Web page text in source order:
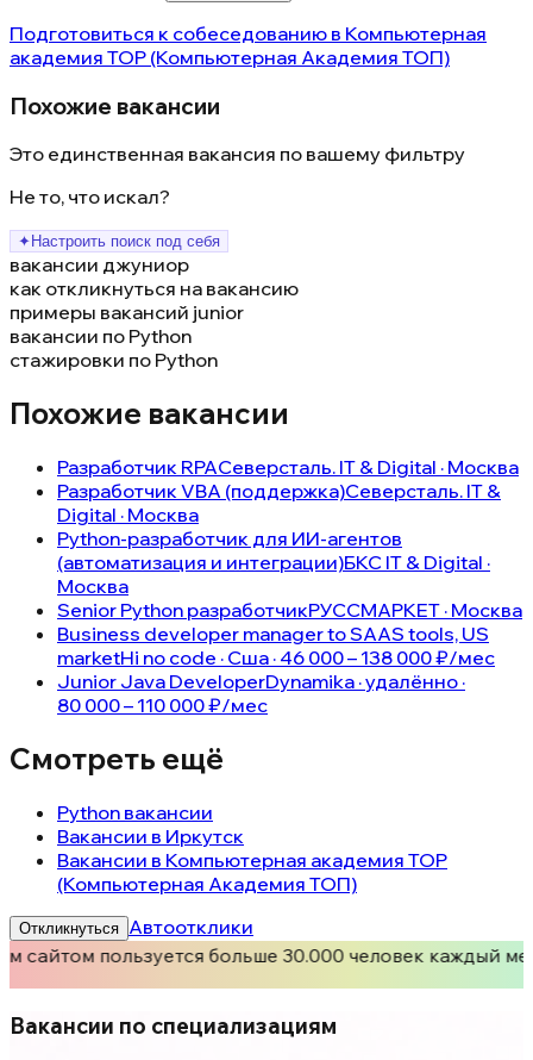
Подготовиться к собеседованию в Компьютерная
академия TOP (Компьютерная Академия ТОП)
Похожие вакансии
Это единственная вакансия по вашему фильтру
Не то, что искал?
✦ Настроить поиск под себя
вакансии джуниор
как откликнуться на вакансию
примеры вакансий junior
вакансии по Python
стажировки по Python
Похожие вакансии
Разработчик RPAСеверсталь. IT & Digital · Москва
Разработчик VBA (поддержка)Северсталь. IT &
Digital · Москва
Python-разработчик для ИИ-агентов
(автоматизация и интеграции)БКС IT & Digital ·
Москва
Senior Python разработчикРУССМАРКЕТ · Москва
Business developer manager to SAAS tools, US
marketHi no code · Сша · 46 000 – 138 000 ₽/мес
Junior Java DeveloperDynamika · удалённо ·
80 000 – 110 000 ₽/мес
Смотреть ещё
Python вакансии
Вакансии в Иркутск
Вакансии в Компьютерная академия TOP
(Компьютерная Академия ТОП)
Откликнуться Автоотклики
сайтом пользуется больше 30.000 человек каждый
Вакансии по специализациям